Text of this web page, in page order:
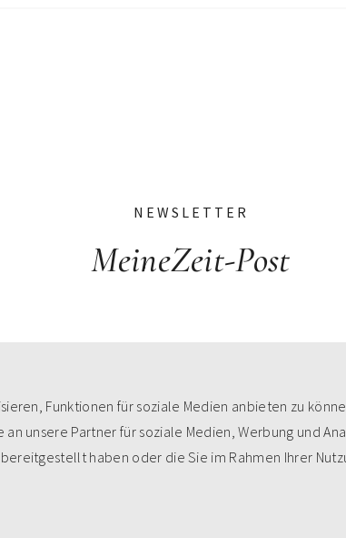
NEWSLETTER
MeineZeit-Post
Funktionen für soziale Medien anbieten zu
unsere Partner für soziale Medien, Werbung und
haben oder die Sie im Rahmen Ihrer